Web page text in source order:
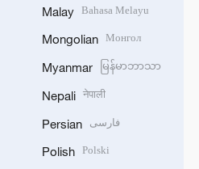
Malay Bahasa Melayu
Mongolian Монгол
Myanmar မြန်မာဘာသာ
Nepali नेपाली
Persian فارسی
Polish Polski